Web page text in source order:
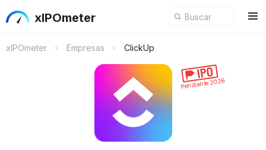
xIPOmeter
xIPOmeter Empresas ClickUp
Pendiente 2026